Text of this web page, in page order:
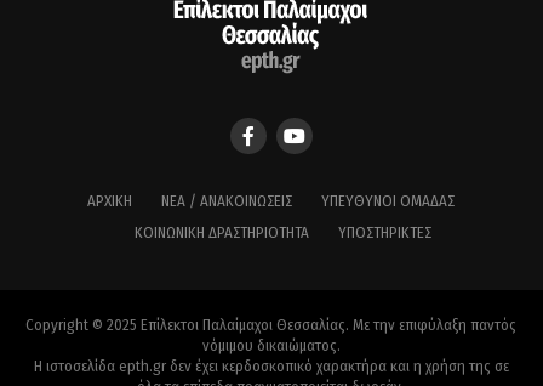
ΑΡΧΙΚΉ ΝΈΑ / ΑΝΑΚΟΙΝΏΣΕΙΣ
ΥΠΕΎΘΥΝΟΙ ΟΜΆΔΑΣ
ΚΟΙΝΩΝΙΚΉ ΔΡΑΣΤΗΡΙΌΤΗΤΑ
ΥΠΟΣΤΗΡΙΚΤΈΣ
Copyright © 2025 Επίλεκτοι Παλαίμαχοι Θεσσαλίας. Με την επιφύλαξη παντός
νόμιμου δικαιώματος.
Η ιστοσελίδα epth.gr δεν έχει κερδοσκοπικό χαρακτήρα και η χρήση της σε